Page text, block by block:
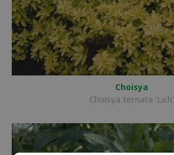
Choisya
Choisya ternata 'Lich'